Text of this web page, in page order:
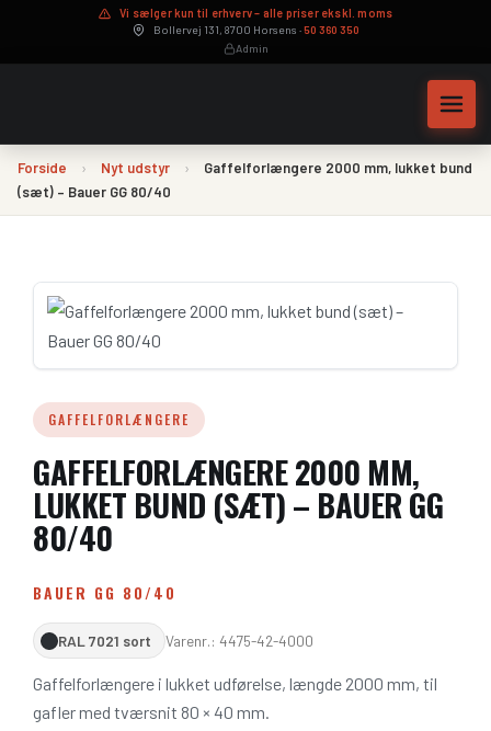
Vi sælger kun til erhverv – alle priser ekskl. moms
Bollervej 131, 8700 Horsens ·50 360 350
Admin
Byttepris – sælg din maskine
Leasingberegner
Forside › Nyt udstyr ›
Gaffelforlængere 2000 mm, lukket bund
(sæt) – Bauer GG 80/40
GAFFELFORLÆNGERE
GAFFELFORLÆNGERE 2000 MM,
LUKKET BUND (SÆT) – BAUER GG
80/40
BAUER GG 80/40
RAL 7021 sort Varenr.: 4475-42-4000
Gaffelforlængere i lukket udførelse, længde 2000 mm, til
gafler med tværsnit 80 × 40 mm.